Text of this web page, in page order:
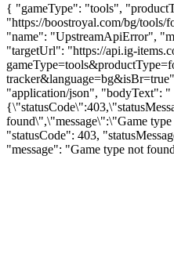
{ "gameType": "tools",
"https://boostroyal.com/bg/tools/
"name": "UpstreamApiError",
"targetUrl": "https://api.ig-
"application/json", "bodyText": "
found\",\"message\":\"Game
"statusCode": 403,
"message": "Game type not